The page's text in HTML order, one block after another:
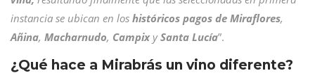
instancia se ubican en los históricos pagos de Miraflores,
Añina, Macharnudo, CampixySanta Lucía”.
¿Qué hace a Mirabrás un vino diferente?